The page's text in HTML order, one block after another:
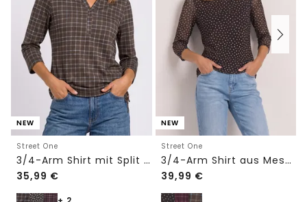
NEW
Street One
3/4-Arm Shirt mit Split Neck und Print
35,99 €
NEW
Street One
3/4-Arm Shirt aus Mesh mit Print
39,99 €